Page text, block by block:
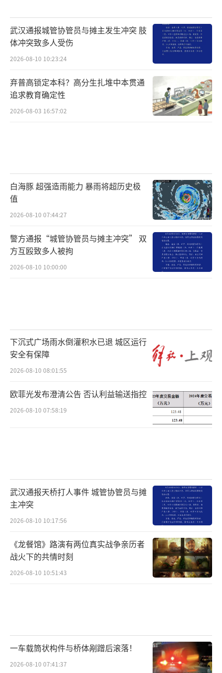
武汉通报城管协管员与摊主发生冲突 肢
体冲突致多人受伤
2026-08-10 10:23:24
弃普高锁定本科？高分生扎堆中本贯通
追求教育确定性
2026-08-03 16:57:02
白海豚 超强造雨能力 暴雨将超历史极
值
2026-08-10 07:44:27
警方通报“城管协管员与摊主冲突” 双
方互殴致多人被拘
2026-08-10 10:00:00
下沉式广场雨水倒灌积水已退 城区运行
安全有保障
2026-08-10 08:01:55
欧菲光发布澄清公告 否认利益输送指控
2026-08-10 07:58:19
武汉通报天桥打人事件 城管协管员与摊
主冲突
2026-08-10 10:17:56
《龙餐馆》路演有两位真实战争亲历者
战火下的共情时刻
2026-08-10 10:51:43
一车载筒状构件与桥体剐蹭后滚落！
2026-08-10 07:41:37